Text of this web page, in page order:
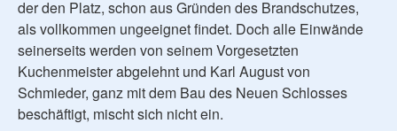
der den Platz, schon aus Gründen des Brandschutzes,
als vollkommen ungeeignet findet. Doch alle Einwände
seinerseits werden von seinem Vorgesetzten
Kuchenmeister abgelehnt und Karl August von
Schmieder, ganz mit dem Bau des Neuen Schlosses
beschäftigt, mischt sich nicht ein.